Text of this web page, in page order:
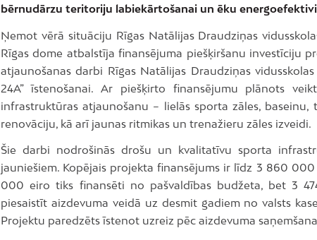
bērnudārzu teritoriju labiekārtošanai un ēku
Ņemot vērā situāciju Rīgas Natālijas Draudziņas
Rīgas dome atbalstīja finansējuma piešķiršanu investīciju
atjaunošanas darbi Rīgas Natālijas Draudziņas
24A” īstenošanai. Ar piešķirto finansējumu plānots
infrastruktūras atjaunošanu – lielās sporta zāles,
renovāciju, kā arī jaunas ritmikas un trenažieru zāles izveidi.
Šie darbi nodrošinās drošu un kvalitatīvu sporta
jauniešiem. Kopējais projekta finansējums ir līdz 3 860
000 eiro tiks finansēti no pašvaldības budžeta, bet 3
piesaistīt aizdevuma veidā uz desmit gadiem no valsts
Projektu paredzēts īstenot uzreiz pēc aizdevuma